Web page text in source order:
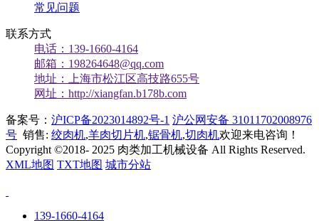
常见问题
联系方式
电话：139-1660-4164
邮箱：198264648@qq.com
地址：上海市松江区高技路655号
网址：http://xiangfan.b178b.com
备案号： 沪ICP备2023014892号-1 沪公网安备 31011702008976
号 销售: 绞肉机,羊肉切片机,锯骨机,切肉机欢迎来电咨询！
Copyright ©2018- 2025 肉类加工机械设备 All Rights Reserved.
XML地图 TXT地图 城市分站
139-1660-4164